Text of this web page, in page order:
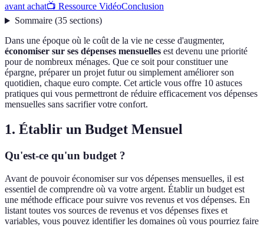
avant achat📺 Ressource VidéoConclusion
Sommaire(35 sections)
Dans une époque où le coût de la vie ne cesse d'augmenter,
économiser sur ses dépenses mensuelles est devenu une priorité
pour de nombreux ménages. Que ce soit pour constituer une
épargne, préparer un projet futur ou simplement améliorer son
quotidien, chaque euro compte. Cet article vous offre 10 astuces
pratiques qui vous permettront de réduire efficacement vos dépenses
mensuelles sans sacrifier votre confort.
1. Établir un Budget Mensuel
Qu'est-ce qu'un budget ?
Avant de pouvoir économiser sur vos dépenses mensuelles, il est
essentiel de comprendre où va votre argent. Établir un budget est
une méthode efficace pour suivre vos revenus et vos dépenses. En
listant toutes vos sources de revenus et vos dépenses fixes et
variables, vous pouvez identifier les domaines où vous pourriez faire